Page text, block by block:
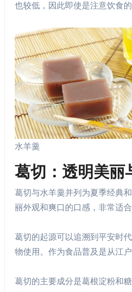
也较低，因此即使是注意饮食的
水羊羹
葛切：透明美丽
葛切与水羊羹并列为夏季经典
丽外观和爽口的口感，非常适合
葛切的起源可以追溯到平安时
物使用。作为食品普及是从江户
葛切的主要成分是葛根淀粉和